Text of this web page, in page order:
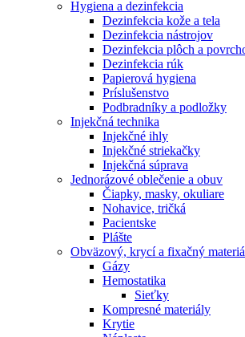
Hygiena a dezinfekcia
Dezinfekcia kože a tela
Dezinfekcia nástrojov
Dezinfekcia plôch a
Dezinfekcia rúk
Papierová hygiena
Príslušenstvo
Podbradníky a podložky
Injekčná technika
Injekčné ihly
Injekčné striekačky
Injekčná súprava
Jednorázové oblečenie a obuv
Čiapky, masky, okuliare
Nohavice, tričká
Pacientske
Plášte
Obväzový, krycí a fixačný
Gázy
Hemostatika
Sieťky
Kompresné materiály
Krytie